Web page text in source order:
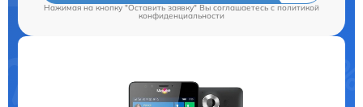
Нажимая на кнопку "Оставить заявку" Вы соглашаетесь cполитикой
конфиденциальности